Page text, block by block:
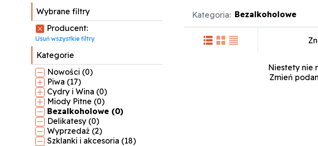
Wybrane filtry
Producent:
Usuń wszystkie filtry
Kategorie
Nowości (0)
Piwa (17)
Cydry i Wina (0)
Miody Pitne (0)
Bezalkoholowe (0)
Delikatesy (0)
Wyprzedaż (2)
Szklanki i akcesoria (18)
Kategoria: Bezalkoholowe
Niestety nie
Zmień